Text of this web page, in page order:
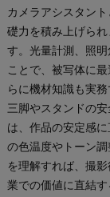
カメラアシスタン
礎力を積み上げら
す。光量計測、照
ことで、被写体に
らに機材知識も実
三脚やスタンドの
は、作品の安定感
の色温度やトーン
を理解すれば、撮
業での価値に直結